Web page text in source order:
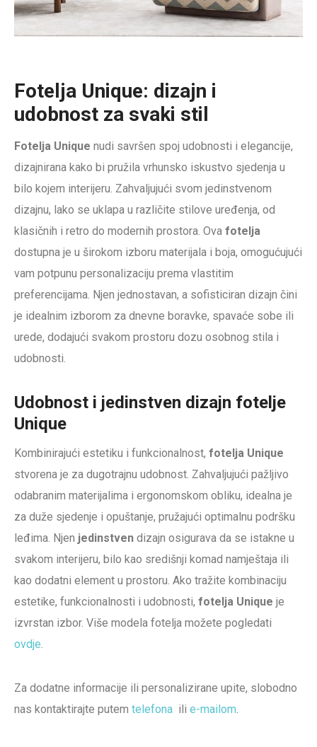
Fotelja Unique: dizajn i
udobnost za svaki stil
Fotelja Unique nudi savršen spoj udobnosti i elegancije,
dizajnirana kako bi pružila vrhunsko iskustvo sjedenja u
bilo kojem interijeru. Zahvaljujući svom jedinstvenom
dizajnu, lako se uklapa u različite stilove uređenja, od
klasičnih i retro do modernih prostora. Ova fotelja
dostupna je u širokom izboru materijala i boja, omogućujući
vam potpunu personalizaciju prema vlastitim
preferencijama. Njen jednostavan, a sofisticiran dizajn čini
je idealnim izborom za dnevne boravke, spavaće sobe ili
urede, dodajući svakom prostoru dozu osobnog stila i
udobnosti.
Udobnost i jedinstven dizajn fotelje
Unique
Kombinirajući estetiku i funkcionalnost, fotelja Unique
stvorena je za dugotrajnu udobnost. Zahvaljujući pažljivo
odabranim materijalima i ergonomskom obliku, idealna je
za duže sjedenje i opuštanje, pružajući optimalnu podršku
leđima. Njen jedinstven dizajn osigurava da se istakne u
svakom interijeru, bilo kao središnji komad namještaja ili
kao dodatni element u prostoru. Ako tražite kombinaciju
estetike, funkcionalnosti i udobnosti, fotelja Unique je
izvrstan izbor. Više modela fotelja možete pogledati
ovdje.
Za dodatne informacije ili personalizirane upite, slobodno
nas kontaktirajte putem telefona ili e-mailom.